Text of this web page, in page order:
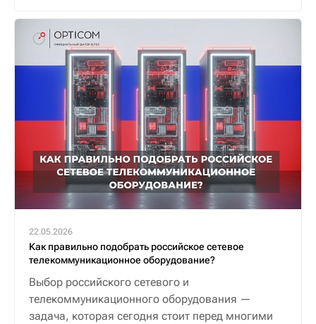
22.05.2026
Как правильно подобрать российское сетевое
телекоммуникационное оборудование?
Выбор российского сетевого и
телекоммуникационного оборудования —
задача, которая сегодня стоит перед многими